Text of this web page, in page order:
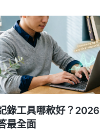
錄工具哪款好？
最全面